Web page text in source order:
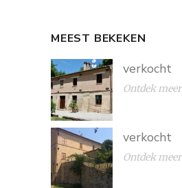
MEEST BEKEKEN
verkocht
Ontdek meer
verkocht
Ontdek meer